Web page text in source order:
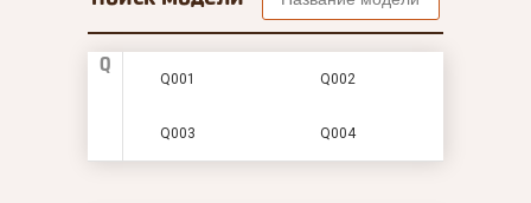
Q
Q001 Q002
Q003 Q004